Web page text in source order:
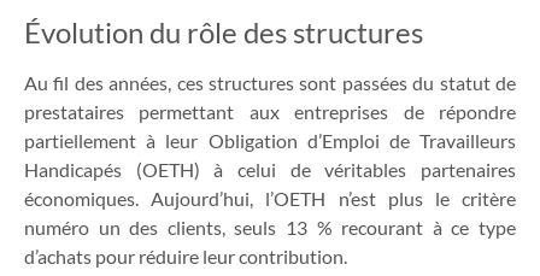
Évolution du rôle des structures
Au fil des années, ces structures sont passées du statut de
prestataires permettant aux entreprises de répondre
partiellement à leur Obligation d’Emploi de Travailleurs
Handicapés (OETH) à celui de véritables partenaires
économiques. Aujourd’hui, l’OETH n’est plus le critère
numéro un des clients, seuls 13 % recourant à ce type
d’achats pour réduire leur contribution.